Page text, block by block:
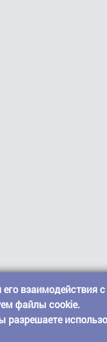
взаимодействия с
файлы cookie.
разрешаете